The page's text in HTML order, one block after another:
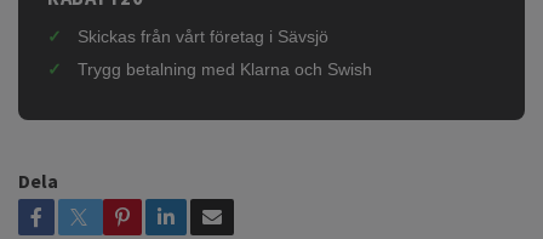
Skickas från vårt företag i Sävsjö
Trygg betalning med Klarna och Swish
Dela